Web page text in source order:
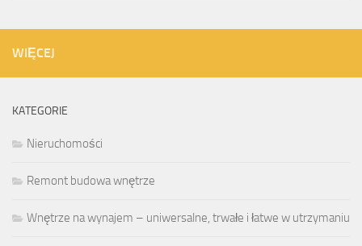
WIĘCEJ
KATEGORIE
Nieruchomości
Remont budowa wnętrze
Wnętrze na wynajem – uniwersalne, trwałe i łatwe w utrzymaniu